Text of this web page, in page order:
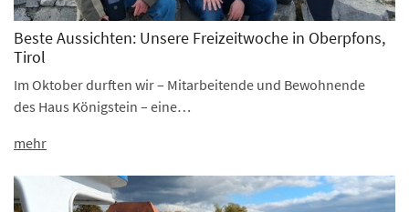
Beste Aussichten: Unsere Freizeitwoche in Oberpfons,
Tirol
Im Oktober durften wir – Mitarbeitende und Bewohnende
des Haus Königstein – eine…
mehr